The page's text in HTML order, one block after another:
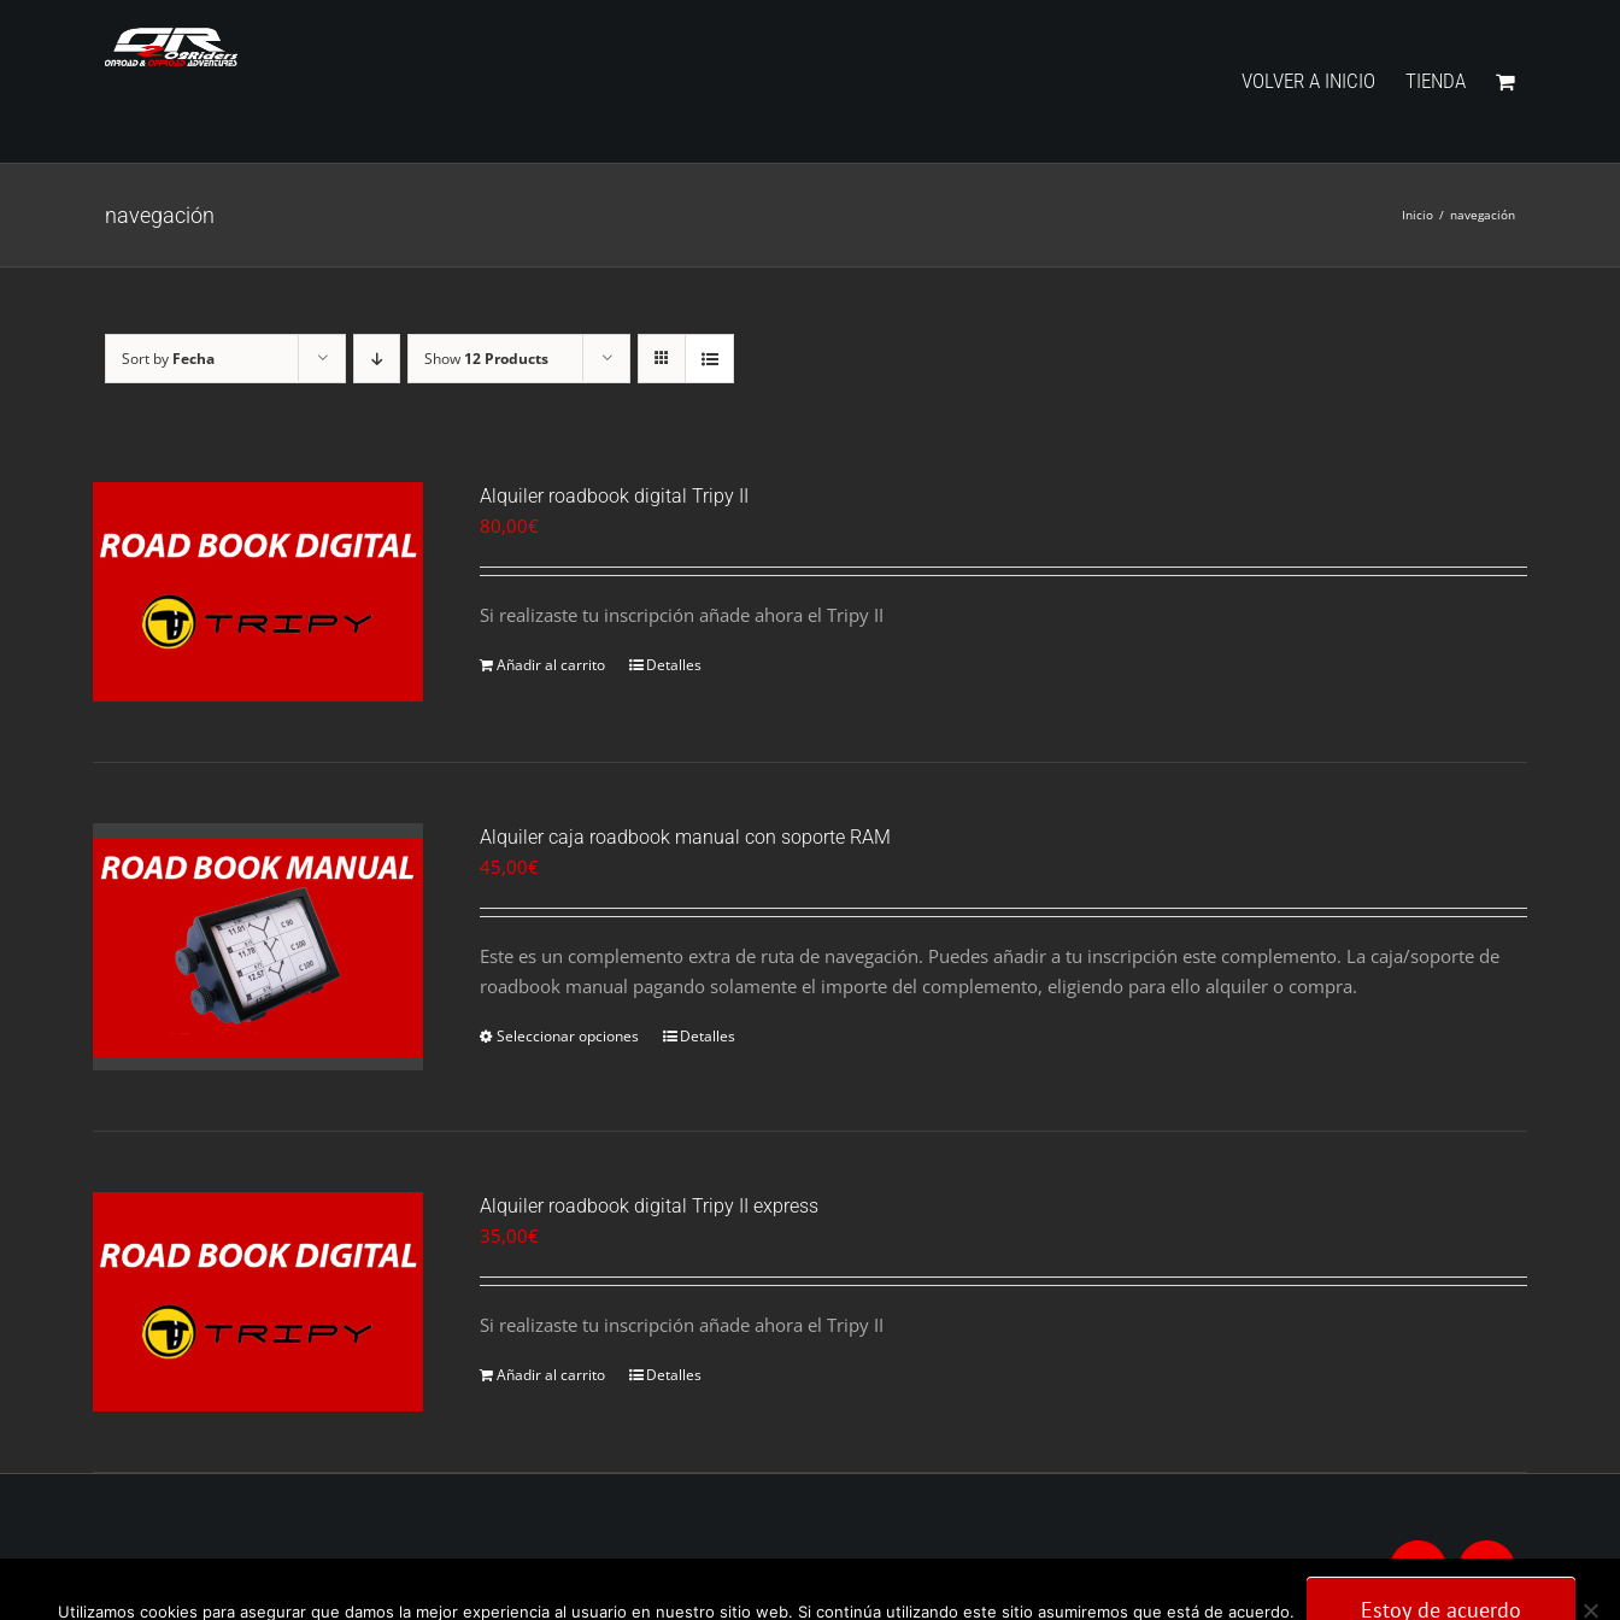
VOLVER A INICIO TIENDA
navegación Inicio / navegación
Sort by Fecha Show 12 Products
Alquiler roadbook digital Tripy II
80,00€
Si realizaste tu inscripción añade ahora el Tripy II
Añadir al carrito Detalles
Alquiler caja roadbook manual con soporte RAM
45,00€
Este es un complemento extra de ruta de navegación. Puedes añadir a tu inscripción este complemento. La caja/soporte de
roadbook manual pagando solamente el importe del complemento, eligiendo para ello alquiler o compra.
Seleccionar opciones Detalles
Alquiler roadbook digital Tripy II express
35,00€
Si realizaste tu inscripción añade ahora el Tripy II
Añadir al carrito Detalles
FacebookInstagram
Utilizamos cookies para asegurar que damos la mejor experiencia al usuario en nuestro sitio web. Si continúa utilizando este sitio asumiremos que está de acuerdo. Estoy de acuerdo